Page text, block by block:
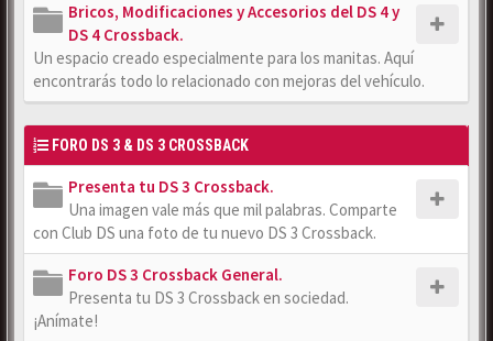
Bricos, Modificaciones y Accesorios del DS 4 y
DS 4 Crossback.
Un espacio creado especialmente para los manitas. Aquí
encontrarás todo lo relacionado con mejoras del vehículo.
FORO DS 3 & DS 3 CROSSBACK
Presenta tu DS 3 Crossback.
Una imagen vale más que mil palabras. Comparte
con Club DS una foto de tu nuevo DS 3 Crossback.
Foro DS 3 Crossback General.
Presenta tu DS 3 Crossback en sociedad.
¡Anímate!